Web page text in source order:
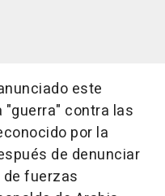
este
contra las
por la
de denunciar
fuerzas